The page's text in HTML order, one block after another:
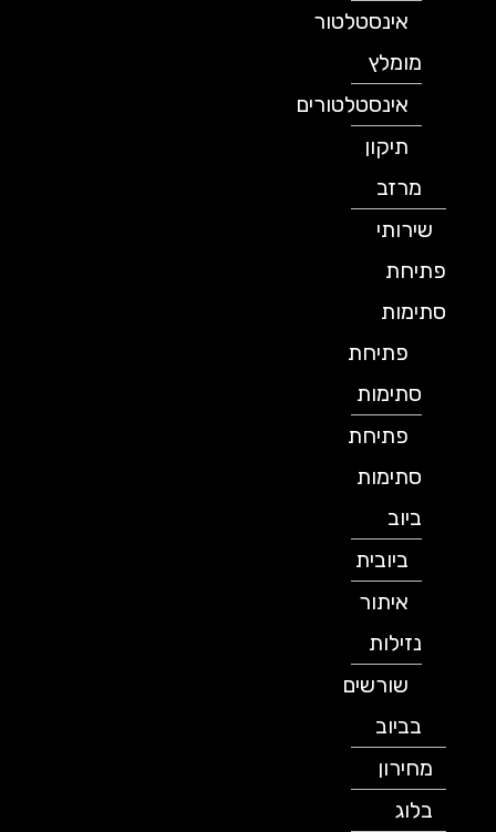
אינסטלטור
מומלץ
אינסטלטורים
תיקון
מרזב
שירותי
פתיחת
סתימות
פתיחת
סתימות
פתיחת
סתימות
ביובית
איתור
נזילות
שורשים
בביוב
מחירון